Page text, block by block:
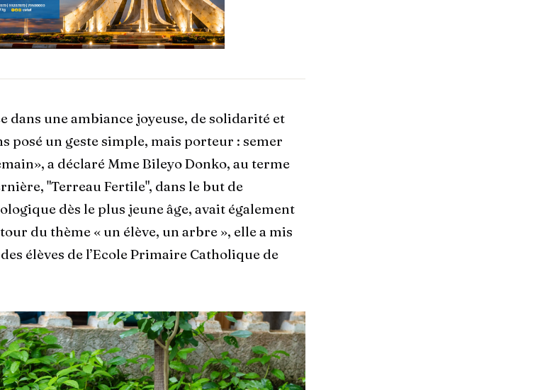
dans une ambiance joyeuse, de solidarité et
posé un geste simple, mais porteur : semer
a déclaré Mme Bileyo Donko, au terme
"Terreau Fertile", dans le but de
dès le plus jeune âge, avait également
du thème « un élève, un arbre », elle a mis
élèves de l’Ecole Primaire Catholique de